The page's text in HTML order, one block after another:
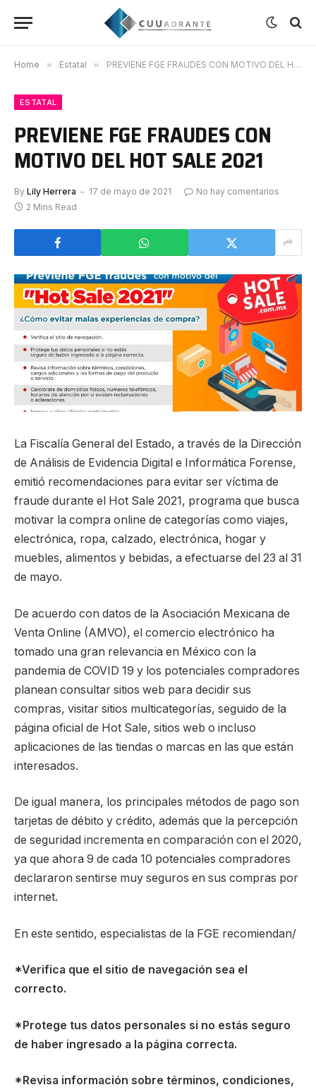
Home » Estatal » PREVIENE FGE FRAUDES CON MOTIVO DEL HOT SALE 2021
ESTATAL
PREVIENE FGE FRAUDES CON
MOTIVO DEL HOT SALE 2021
By Lily Herrera 17 de mayo de 2021
No hay comentarios
2 Mins Read
La Fiscalía General del Estado, a través de la Dirección
de Análisis de Evidencia Digital e Informática Forense,
emitió recomendaciones para evitar ser víctima de
fraude durante el Hot Sale 2021, programa que busca
motivar la compra online de categorías como viajes,
electrónica, ropa, calzado, electrónica, hogar y
muebles, alimentos y bebidas, a efectuarse del 23 al 31
de mayo.
De acuerdo con datos de la Asociación Mexicana de
Venta Online (AMVO), el comercio electrónico ha
tomado una gran relevancia en México con la
pandemia de COVID 19 y los potenciales compradores
planean consultar sitios web para decidir sus
compras, visitar sitios multicategorías, seguido de la
página oficial de Hot Sale, sitios web o incluso
aplicaciones de las tiendas o marcas en las que están
interesados.
De igual manera, los principales métodos de pago son
tarjetas de débito y crédito, además que la percepción
de seguridad incrementa en comparación con el 2020,
ya que ahora 9 de cada 10 potenciales compradores
declararon sentirse muy seguros en sus compras por
internet.
En este sentido, especialistas de la FGE recomiendan/
*Verifica que el sitio de navegación sea el
correcto.
*Protege tus datos personales si no estás seguro
de haber ingresado a la página correcta.
*Revisa información sobre términos, condiciones,